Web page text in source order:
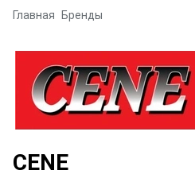
Главная Бренды
CENE